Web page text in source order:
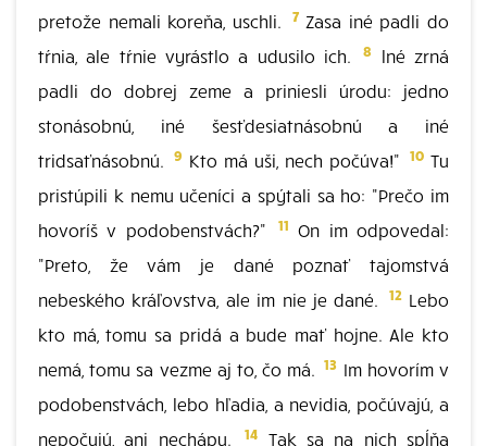
pretože nemali koreňa, uschli.
7Zasa iné padli do
tŕnia, ale tŕnie vyrástlo a udusilo ich.
8
lné zrná
padli do dobrej zeme a priniesli úrodu: jedno
stonásobnú, iné šesťdesiatnásobnú a iné
tridsaťnásobnú. 9 Kto má uši, nech počúva!" 10 Tu
pristúpili k nemu učeníci a spýtali sa ho: "Prečo im
hovoríš v podobenstvách?"
11 On im odpovedal:
"Preto, že vám je dané poznať tajomstvá
nebeského kráľovstva, ale im nie je dané.
12Lebo
kto má, tomu sa pridá a bude mať hojne. Ale kto
nemá, tomu sa vezme aj to, čo má. 13 Im hovorím v
podobenstvách, lebo hľadia, a nevidia, počúvajú, a
nepočujú, ani nechápu.
14 Tak sa na nich spĺňa